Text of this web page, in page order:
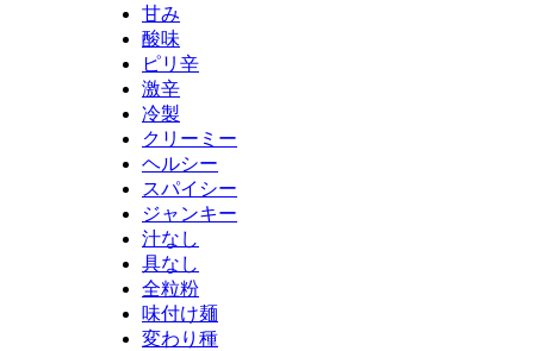
甘み
酸味
ピリ辛
激辛
冷製
クリーミー
ヘルシー
スパイシー
ジャンキー
汁なし
具なし
全粒粉
味付け麺
変わり種